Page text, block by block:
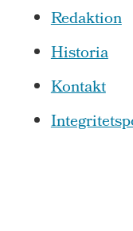
Redaktion
Historia
Kontakt